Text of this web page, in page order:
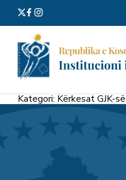
Kategori:Kërkesat GJK-së